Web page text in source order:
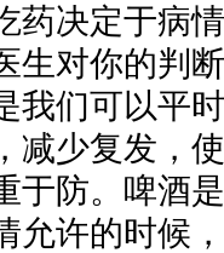
药决定于病
生对你的判
我们可以平
减少复发，
于防。啤酒
允许的时候